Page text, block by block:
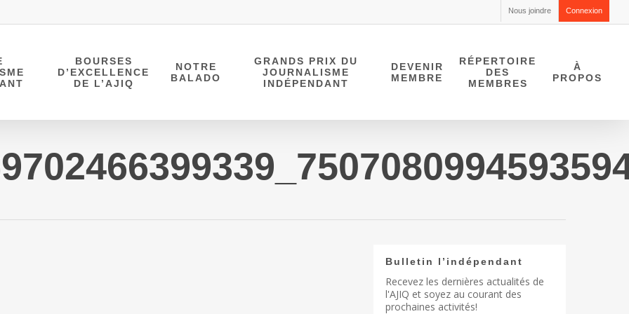
Nous joindre Connexion
BOURSES
D’EXCELLENCE
DE L’AJIQ
NOTRE
BALADO
GRANDS PRIX DU
JOURNALISME
INDÉPENDANT
DEVENIR
MEMBRE
RÉPERTOIRE
DES
MEMBRES
À
PROPOS
Bulletin l’indépendant
Recevez les dernières actualités de
l'AJIQ et soyez au courant des
prochaines activités!